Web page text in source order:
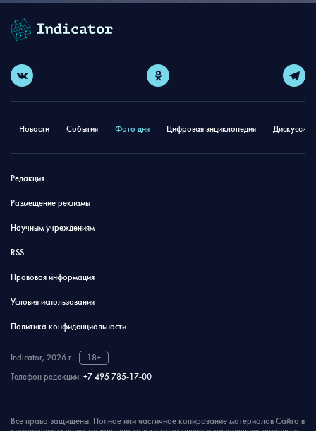
Новости События Фото дня Цифровая энциклопедия
Редакция
Размещение рекламы
Научным учреждениям
RSS
Правовая информация
Условия использования
Политика конфиденциальности
Indicator, 2026 г.
18+
Телефон редакции: +7 495 785-17-00
Все права защищены. Полное или частичное копирование материалов Сайта в